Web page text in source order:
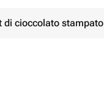
di cioccolato stampato